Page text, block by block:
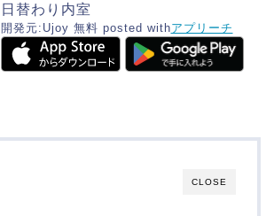
日替わり内室
開発元: Ujoy 無料 posted withアプリーチ
CLOSE